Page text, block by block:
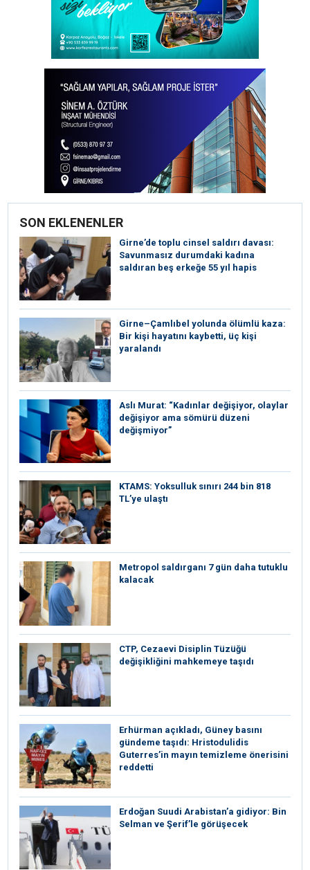
SON EKLENENLER
Girne’de toplu cinsel saldırı davası:
Savunmasız durumdaki kadına
saldıran beş erkeğe 55 yıl hapis
Girne–Çamlıbel yolunda ölümlü kaza:
Bir kişi hayatını kaybetti, üç kişi
yaralandı
Aslı Murat: “Kadınlar değişiyor, olaylar
değişiyor ama sömürü düzeni
değişmiyor”
KTAMS: Yoksulluk sınırı 244 bin 818
TL’ye ulaştı
Metropol saldırganı 7 gün daha tutuklu
kalacak
CTP, Cezaevi Disiplin Tüzüğü
değişikliğini mahkemeye taşıdı
Erhürman açıkladı, Güney basını
gündeme taşıdı: Hristodulidis
Guterres’in mayın temizleme önerisini
reddetti
Erdoğan Suudi Arabistan’a gidiyor: Bin
Selman ve Şerif’le görüşecek